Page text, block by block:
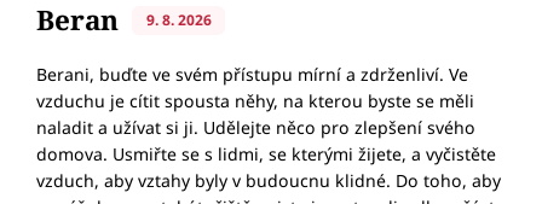
Beran 9. 8. 2026
Berani, buďte ve svém přístupu mírní a zdrženliví. Ve
vzduchu je cítit spousta něhy, na kterou byste se měli
naladit a užívat si ji. Udělejte něco pro zlepšení svého
domova. Usmiřte se s lidmi, se kterými žijete, a vyčistěte
vzduch, aby vztahy byly v budoucnu klidné. Do toho, aby